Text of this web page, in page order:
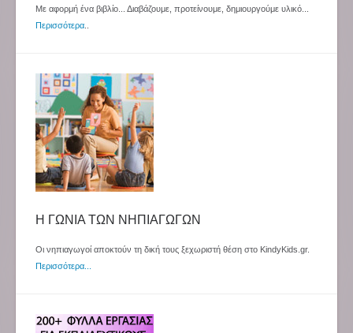
Με αφορμή ένα βιβλίο... Διαβάζουμε, προτείνουμε, δημιουργούμε υλικό...
Περισσότερα
Η ΓΩΝΙΑ ΤΩΝ ΝΗΠΙΑΓΩΓΩΝ
Οι νηπιαγωγοί αποκτούν τη δική τους ξεχωριστή θέση στο KindyKids.gr.
Περισσότερα...